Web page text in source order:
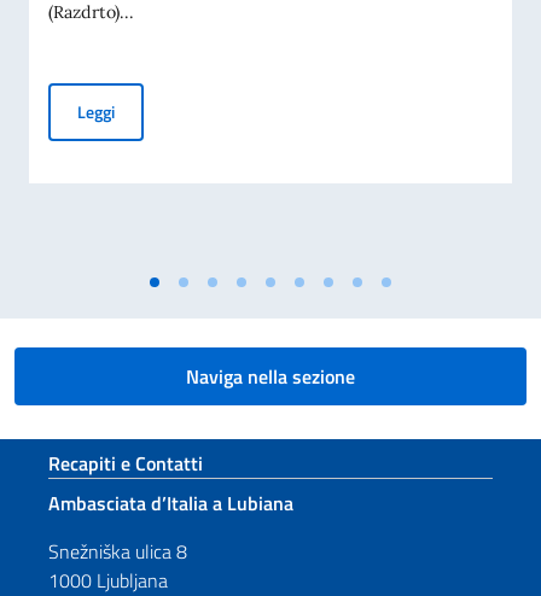
(Razdrto)...
LeggiNuovo regime sulla superstrada H4
Naviga nella sezione
Sezione footer
Recapiti e Contatti
Ambasciata d’Italia a Lubiana
Snežniška ulica 8
1000 Ljubljana